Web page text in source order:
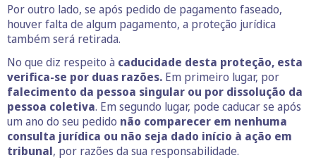
Por outro lado, se após pedido de pagamento faseado,
houver falta de algum pagamento, a proteção jurídica
também será retirada.
No que diz respeito à caducidade desta proteção, esta
verifica-se por duas razões. Em primeiro lugar, por
falecimento da pessoa singular ou por dissolução da
pessoa coletiva. Em segundo lugar, pode caducar se após
um ano do seu pedido não comparecer em nenhuma
consulta jurídica ou não seja dado início à ação em
tribunal, por razões da sua responsabilidade.